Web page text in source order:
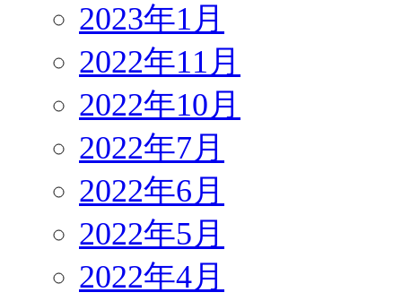
2023年1月
2022年11月
2022年10月
2022年7月
2022年6月
2022年5月
2022年4月